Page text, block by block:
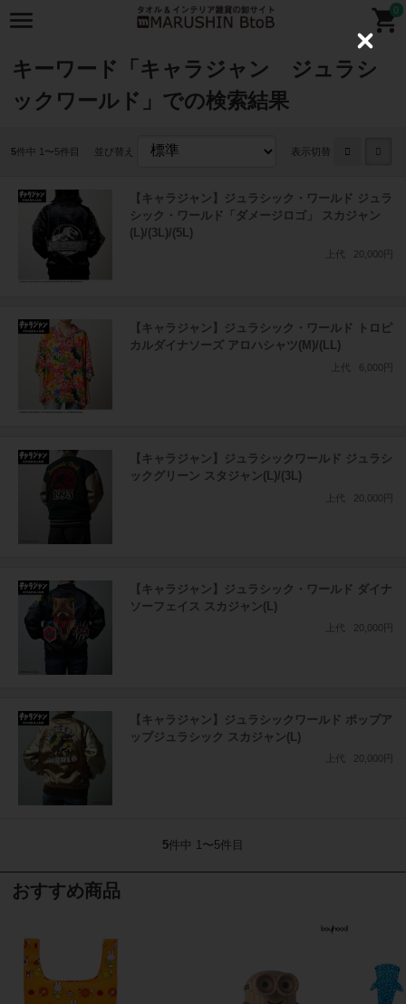
0
キーワード「キャラジャン ジュラシ
ックワールド」での検索結果
5件中 1〜5件目 並び替え 表示切替
【キャラジャン】ジュラシック・ワールド ジュラ
シック・ワールド「ダメージロゴ」 スカジャン
(L)/(3L)/(5L)
上代 20,000円
【キャラジャン】ジュラシック・ワールド トロピ
カルダイナソーズ アロハシャツ(M)/(LL)
上代 6,000円
【キャラジャン】ジュラシックワールド ジュラシ
ックグリーン スタジャン(L)/(3L)
上代 20,000円
【キャラジャン】ジュラシック・ワールド ダイナ
ソーフェイス スカジャン(L)
上代 20,000円
【キャラジャン】ジュラシックワールド ポップア
ップジュラシック スカジャン(L)
上代 20,000円
5件中 1〜5件目
おすすめ商品
C
l
o